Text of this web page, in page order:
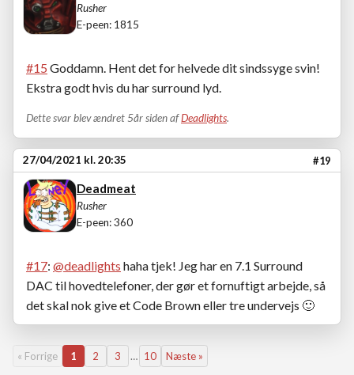
Rusher
E-peen: 1815
#15 Goddamn. Hent det for helvede dit sindssyge svin!
Ekstra godt hvis du har surround lyd.
Dette svar blev ændret 5år siden afDeadlights.
27/04/2021 kl. 20:35 #19
Deadmeat
Rusher
E-peen: 360
#17: @deadlights haha tjek! Jeg har en 7.1 Surround
DAC til hovedtelefoner, der gør et fornuftigt arbejde, så
det skal nok give et Code Brown eller tre undervejs 🙂
« Forrige 1 2 3 … 10 Næste »